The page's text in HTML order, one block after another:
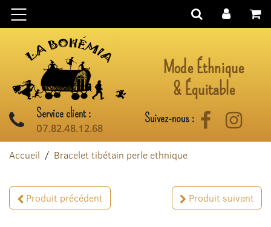
Aller au contenu
Mode Éthnique
& Équitable
Service client :
07.82.48.12.68
Suivez-nous : Facebook
Accueil Bracelet tibétain perle ethnique
Produit précédent Produit suivant